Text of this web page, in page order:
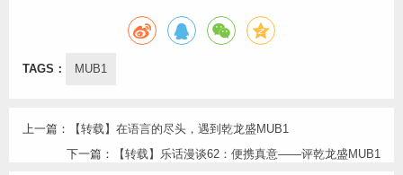
TAGS： MUB1
上一篇：
【转载】在语言的尽头，遇到乾龙盛MUB1
下一篇：
【转载】乐话漫谈62：便携真意——评乾龙盛MUB1